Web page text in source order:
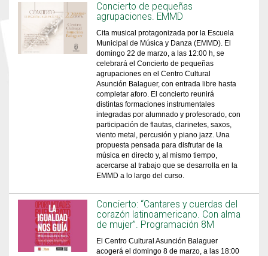
Concierto de pequeñas
agrupaciones. EMMD
Cita musical protagonizada por la Escuela
Municipal de Música y Danza (EMMD). El
domingo 22 de marzo, a las 12:00 h, se
celebrará el Concierto de pequeñas
agrupaciones en el Centro Cultural
Asunción Balaguer, con entrada libre hasta
completar aforo. El concierto reunirá
distintas formaciones instrumentales
integradas por alumnado y profesorado, con
participación de flautas, clarinetes, saxos,
viento metal, percusión y piano jazz. Una
propuesta pensada para disfrutar de la
música en directo y, al mismo tiempo,
acercarse al trabajo que se desarrolla en la
EMMD a lo largo del curso.
Concierto: “Cantares y cuerdas del
corazón latinoamericano. Con alma
de mujer”. Programación 8M
El Centro Cultural Asunción Balaguer
acogerá el domingo 8 de marzo, a las 18:00